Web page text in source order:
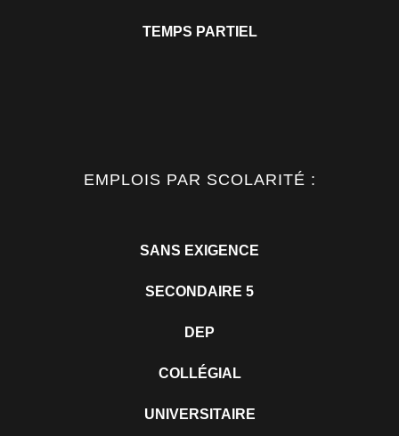
TEMPS PARTIEL
EMPLOIS PAR SCOLARITÉ :
SANS EXIGENCE
SECONDAIRE 5
DEP
COLLÉGIAL
UNIVERSITAIRE